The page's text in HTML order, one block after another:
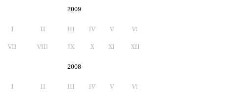
2009
I II III IV V VI
VII VIII IX X XI XII
2008
I II III IV V VI